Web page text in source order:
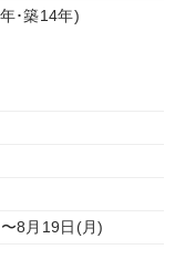
･築14年)
8月19日(月)